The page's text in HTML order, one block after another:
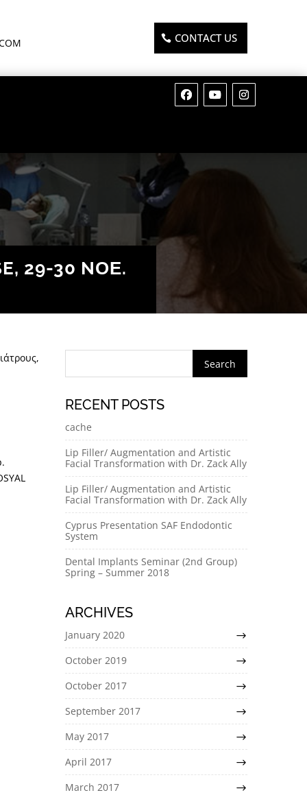
CONTACT US
29-30 NΟΕ.
RECENT POSTS
cache
Lip Filler/ Augmentation and Artistic
Facial Transformation with Dr. Zack Ally
Lip Filler/ Augmentation and Artistic
Facial Transformation with Dr. Zack Ally
Cyprus Presentation SAF Endodontic
System
Dental Implants Seminar (2nd Group)
Spring – Summer 2018
ARCHIVES
January 2020
October 2019
October 2017
September 2017
May 2017
April 2017
March 2017